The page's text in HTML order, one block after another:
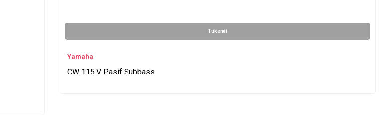
Tükendi
Yamaha
CW 115 V Pasif Subbass